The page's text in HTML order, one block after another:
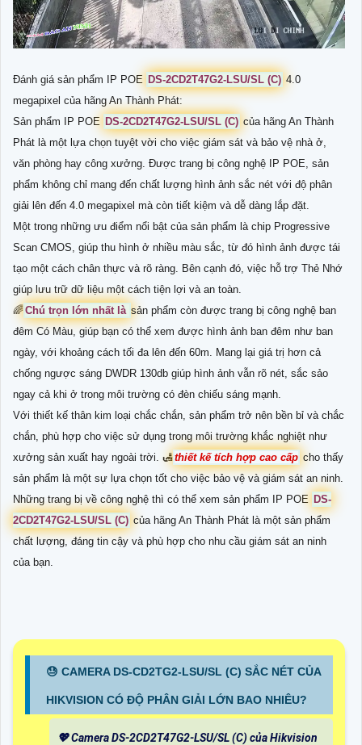
Đánh giá sản phẩm IP POE DS-2CD2T47G2-LSU/SL (C) 4.0
megapixel của hãng An Thành Phát:
Sản phẩm IP POE DS-2CD2T47G2-LSU/SL (C) của hãng An Thành
Phát là một lựa chọn tuyệt vời cho việc giám sát và bảo vệ nhà ở,
văn phòng hay công xưởng. Được trang bị công nghệ IP POE, sản
phẩm không chỉ mang đến chất lượng hình ảnh sắc nét với độ phân
giải lên đến 4.0 megapixel mà còn tiết kiệm và dễ dàng lắp đặt.
Một trong những ưu điểm nổi bật của sản phẩm là chip Progressive
Scan CMOS, giúp thu hình ở nhiều màu sắc, từ đó hình ảnh được tái
tạo một cách chân thực và rõ ràng. Bên cạnh đó, việc hỗ trợ Thẻ Nhớ
giúp lưu trữ dữ liệu một cách tiện lợi và an toàn.
🌈Chú trọn lớn nhất là sản phẩm còn được trang bị công nghệ ban
đêm Có Màu, giúp bạn có thể xem được hình ảnh ban đêm như ban
ngày, với khoảng cách tối đa lên đến 60m. Mang lại giá trị hơn cả
chống ngược sáng DWDR 130db giúp hình ảnh vẫn rõ nét, sắc sảo
ngay cả khi ở trong môi trường có đèn chiếu sáng mạnh.
Với thiết kế thân kim loại chắc chắn, sản phẩm trở nên bền bỉ và chắc
chắn, phù hợp cho việc sử dụng trong môi trường khắc nghiệt như
xưởng sản xuất hay ngoài trời. 🛃thiết kế tích hợp cao cấp cho thấy
sản phẩm là một sự lựa chọn tốt cho việc bảo vệ và giám sát an ninh.
Những trang bị về công nghệ thì có thể xem sản phẩm IP POE DS-
2CD2T47G2-LSU/SL (C) của hãng An Thành Phát là một sản phẩm
chất lượng, đáng tin cậy và phù hợp cho nhu cầu giám sát an ninh
của bạn.
😓 CAMERA DS-CD2TG2-LSU/SL (C) SẮC NÉT CỦA
HIKVISION CÓ ĐỘ PHÂN GIẢI LỚN BAO NHIÊU?
💖 Camera DS-2CD2T47G2-LSU/SL (C) của Hikvision